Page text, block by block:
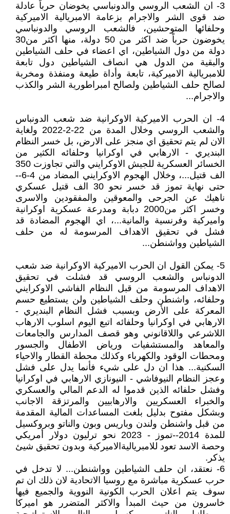
3- ان الشعب الروسي والدونباسي يخوضان حرباً عادلة
ضد قوى الشر والاجرام بزعامة الامبريالية الاميركية
وحلفائها المتوحشين، فالشعب الروسي والدونباسي
يخوضون حرباً ضد اكثر من 50 دولة، منها اكثر من30
دولة من دول الشياطين، اي اعضاء في حلف الشياطين
والبقية من الدول هي انصاف الشياطين دول تابعة
للامبريالية الاميركية، تابعة وأداة طيعة ومنفذة ومخربة
لصالح حلف الشياطين ولصالح امبراطورية الشر والكذب
والاجرام...
4- ان الحرب الاميركية الاوكرانية ضد شعب الدونباس
والشعب الروسي وخلال المدة من 22-2-2022 ولغاية
الان لم يتم تحقيق اي منجز على الارض، بل خسر النظام
البنديري - الارهابي في اوكرانيا وحلفائه الكثير من
الخسائر العسكرية للجيش الاوكرايني والتي تجاوزت 350
الف قتيل...، وخلال الهجوم الاوكرايني المضاد من 4-6--
حتى نهاية تموز قد خسر نحو 30 الف قتيل عسكري
ناهيك عن الجرحى والمعوقين والمفقودين والاسرى
وخسر اكثر من2000 دبابة ومدرعة عسكرية اوكرانية
واميركية وفرنسية والمانية...، اي الهجوم المضادة قد
فشل في تحقيق الاهداف المرسومة له من حلف
الشياطين وواشنطن...
5- يمكن القول ان الحرب الاميركية الاوكرانية ضد شعب
الدونباس والشعب الروسي قد فشلت في تحقيق
الاهداف المرسومة من قبل النظام الفاشي الاوكرايني
وحلفائه، واشنطن وحلف الشياطين ولن يستطيع حسم
المعركة على الأرض وبسبب فشل النظام البنديري -
الارهابي في اوكرانيا وحلفائه اتبع اليوم اسلوب الارهاب
اللاشرعي واللاقانوني وهو قصف المدارس والجامعات
والمعاهد والمستشفيات ورياض الاطفال والجسور
ومحطات الوقود والكهرباء وكذلك محطة القطار والاحياء
السكنية... هذا ان دل على شيء فأنما يدل على فشل
وعجز النظام النيوفاشي - النيونازي الارهابي في اوكرانيا
وفشل حلفائه الذين قدموا له الدعم المالي والعسكري
والخبراء العسكريين والارهابيين والمرتزقة الاجانب
وبشكل مفتوح بدليل بلغت المساعدات المالية المقدمة
من قبل واشنطن ولندن وباريس وبون والناتو وبروكسيل
للمدة 2014--تموز - 2023 نحو ترليون دولار أمريكي
وحصة الاسد تعود للامبرياليةالاميركية وبدون تحقيق شيئ
يذكر.
6- نعتقد، ان حلف الشياطين وواشنطن... لا تدخل في
حرب عسكرية مباشرة مع روسيا الاتحادية لان ذلك ان تم
سوف يتم اعلان الحرب الكونية النووية والجميع فيها
خاسرون من حيث المبدأ والاكثر المتضرر هو اميركا